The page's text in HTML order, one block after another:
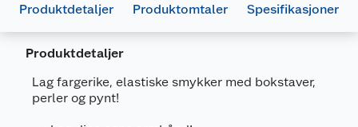
Produktdetaljer Produktomtaler Spesifikasjoner
Produktdetaljer
Lag fargerike, elastiske smykker med bokstaver,
perler og pynt!